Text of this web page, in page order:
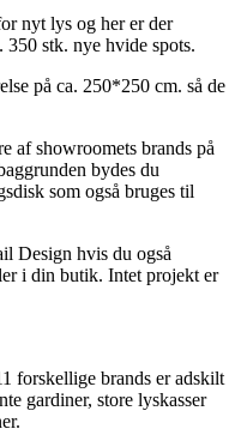
nyt lys og her er der
stk. nye hvide spots.
på ca. 250*250 cm. så de
af showroomets brands på
bydes du
som også bruges til
Design hvis du også
i din butik. Intet projekt er
forskellige brands er adskilt
gardiner, store lyskasser